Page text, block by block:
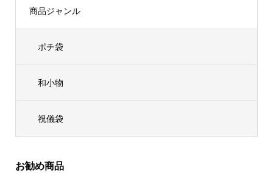
商品ジャンル
ポチ袋
和小物
祝儀袋
お勧め商品